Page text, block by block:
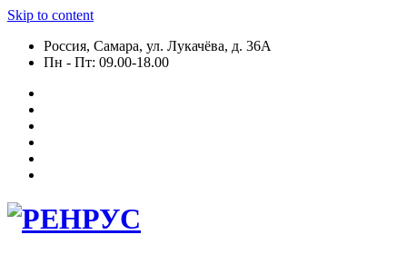
Skip to content
Россия, Самара, ул. Лукачёва, д. 36А
Пн - Пт: 09.00-18.00